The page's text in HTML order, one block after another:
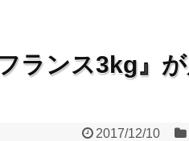
ランス3kg』
2017/12/10